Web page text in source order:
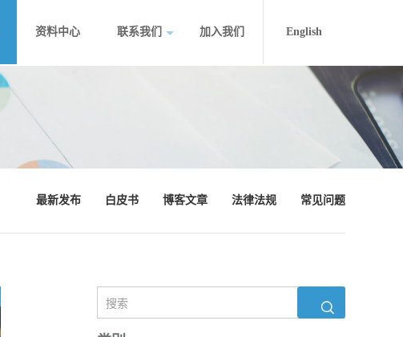
资料中心 联系我们 加入我们 English
最新发布 白皮书 博客文章 法律法规 常见问题